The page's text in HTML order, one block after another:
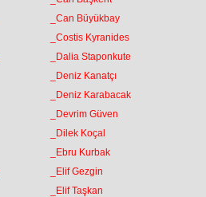
_Can Büyükbay
_Costis Kyranides
_Dalia Staponkute
_Deniz Kanatçı
_Deniz Karabacak
_Devrim Güven
_Dilek Koçal
_Ebru Kurbak
_Elif Gezgin
_Elif Taşkan